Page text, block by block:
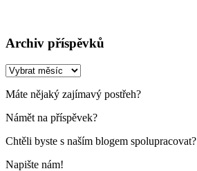
Archiv příspěvků
Archiv
Máte nějaký zajímavý postřeh?
Námět na příspěvek?
Chtěli byste s naším blogem spolupracovat?
Napište nám!